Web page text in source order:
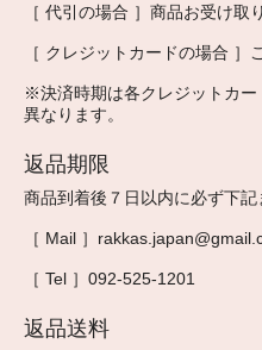
［ 代引の場合 ］商品お受け取
［ クレジットカードの場合 ］
※決済時期は各クレジットカー
異なります。
返品期限
商品到着後７日以内に必ず下記
［ Mail ］
［ Tel ］092-525-1201
返品送料